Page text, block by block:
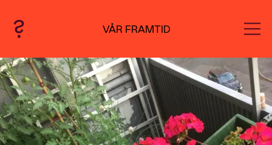
VÅR FRAMTID